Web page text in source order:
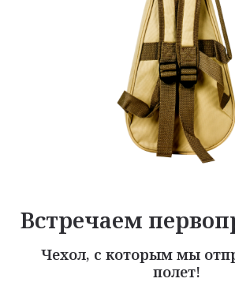
Встречаем
Чехол, с которым мы
полет!